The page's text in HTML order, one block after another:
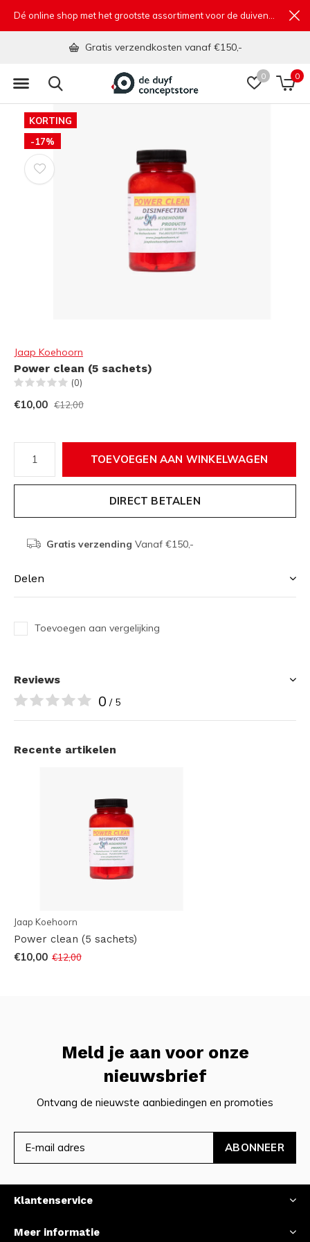
0 0
Gratis verzendkosten vanaf €150,-
KORTING
-17%
Jaap Koehoorn
Power clean (5 sachets)
(0)
€10,00 €12,00
TOEVOEGEN AAN WINKELWAGEN
DIRECT BETALEN
Gratis verzending Vanaf €150,-
Delen
Toevoegen aan vergelijking
Reviews
0 / 5
Recente artikelen
Jaap Koehoorn
Power clean (5 sachets)
€10,00 €12,00
Meld je aan voor onze
nieuwsbrief
Ontvang de nieuwste aanbiedingen en promoties
ABONNEER
Klantenservice
Meer informatie